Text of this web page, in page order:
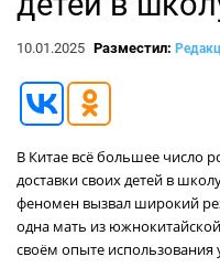
10.01.2025 Разместил:
В Китае всё большее число
доставки своих детей в
феномен вызвал широкий
одна мать из
своём опыте использования